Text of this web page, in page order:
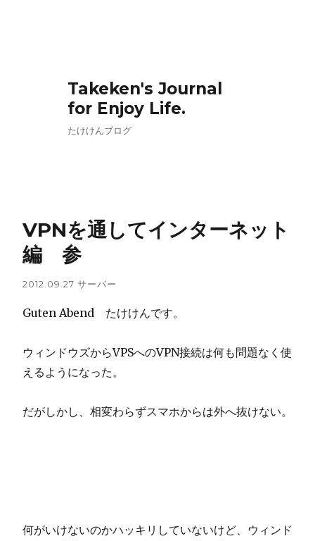
Takeken's Journal
for Enjoy Life.
たけけんブログ
VPNを通してインターネット
編 参
2012.09.27 サーバー
Guten Abend たけけんです。
ウィンドウズからVPSへのVPN接続は何も問題なく使
えるようになった。
だがしかし、相変わらずスマホからは外へ抜けない。
何がいけないのかハッキリしていないけど、ウィンド